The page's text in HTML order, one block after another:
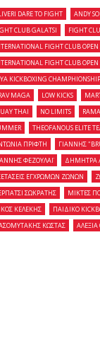
DARE TO FIGHT ANDY
CLUB GALATSI
FIGHT
FIGHT CLUB OPEN
FIGHT CLUB
KICKBOXING CHAMPHIONSHIP
MAGA
LOW KICKS
THAI
NO LIMITS
THEOFANOUS ELITE
ΠΡΙΦΤΗ
ΓΙΑΝΝΗΣ
ΦΕΖΟΥΛΑΪ
ΔΗΜΗΤΡΑ
ΕΓΧΡΩΜΩΝ ΖΩΝΩΝ
ΣΩΚΡΑΤΗΣ
ΜΙΚΤΕΣ
ΚΕΛΕΚΗΣ
ΠΑΙΔΙΚΟ
ΚΩΣΤΑΣ